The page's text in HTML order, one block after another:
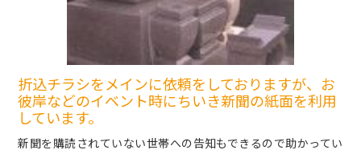
折込チラシをメインに依頼をしておりますが、お
彼岸などのイベント時にちいき新聞の紙面を利用
しています。
新聞を購読されていない世帯への告知もできるので助かってい